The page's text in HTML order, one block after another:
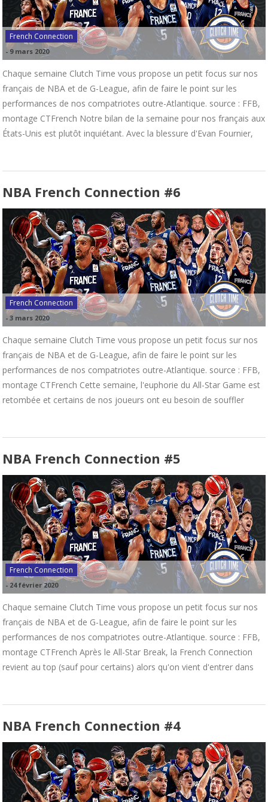
French Connection
- 9 mars 2020
Chaque semaine Clutch Time vous propose un petit focus sur nos
français de NBA et de G-League, afin de faire le point sur les
performances de nos compatriotes outre-Atlantique. source : FFB,
montage CTFrench Notre bilan de la semaine pour nos français aux
États-Unis est plutôt inquiétant. Avec la blessure d'Evan Fournier,
NBA French Connection #6
French Connection
-3 mars 2020
Chaque semaine Clutch Time vous propose un petit focus sur nos
français de NBA et de G-League, afin de faire le point sur les
performances de nos compatriotes outre-Atlantique. source : FFB,
montage CTFrench Cette semaine, l'euphorie du All-Star Game est
retombée et certains de nos joueurs ont eu besoin de souffler
NBA French Connection #5
French Connection
- 24 février 2020
Chaque semaine Clutch Time vous propose un petit focus sur nos
français de NBA et de G-League, afin de faire le point sur les
performances de nos compatriotes outre-Atlantique. source : FFB,
montage CTFrench Après le All-Star Break, la French Connection
revient au top (sauf pour certains) alors qu'on vient d'entrer dans
NBA French Connection #4